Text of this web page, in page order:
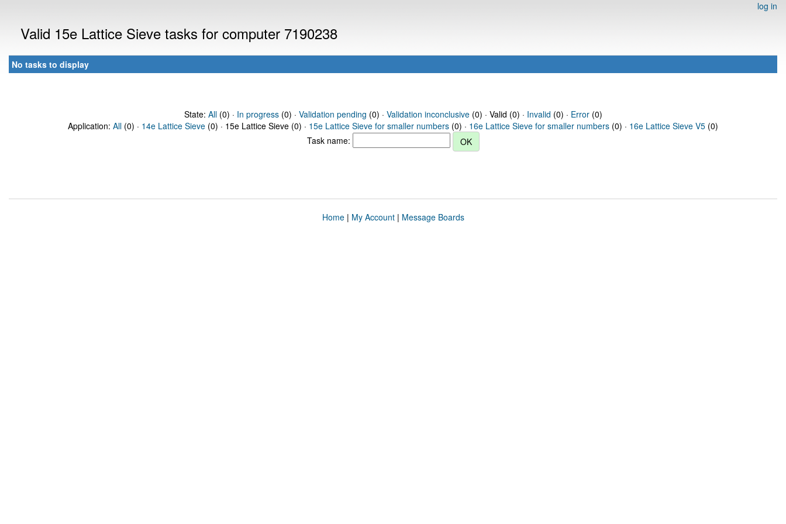
log in
Valid 15e Lattice Sieve tasks for computer 7190238
No tasks to display
State: All(0) · In progress(0) · Validation pending (0) · Validation inconclusive(0) · Valid (0) · Invalid (0) · Error(0)
Application: All (0) · 14e Lattice Sieve (0) · 15e Lattice Sieve (0) · 15e Lattice Sieve for smaller numbers (0) · 16e Lattice Sieve for smaller numbers (0) · 16e Lattice Sieve V5 (0)
Task name:
Home| My Account| Message Boards